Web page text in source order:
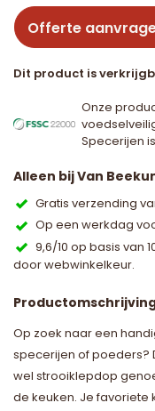
Offerte
Dit product is
Onze
Specerijen
Alleen bij Van
Gratis verzending
Op een werkdag
9,6/10 op basis van
door webwinkelkeur.
Op zoek naar een
specerijen of poeders?
wel strooiklepdop
de keuken. Je favoriete